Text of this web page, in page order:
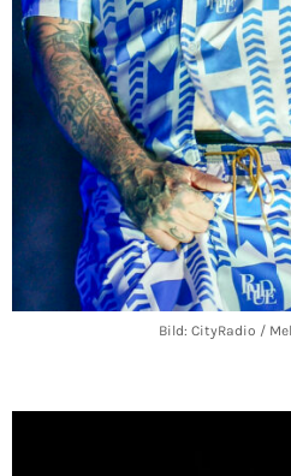
Bild: CityRadio /